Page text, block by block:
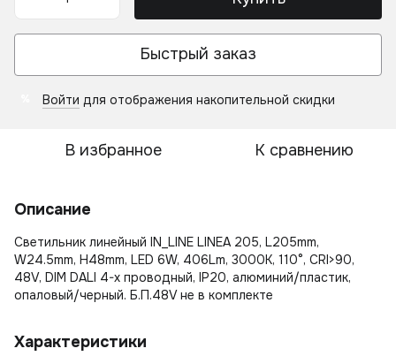
Быстрый заказ
Войти для отображения накопительной скидки
В избранное К сравнению
Описание
Светильник линейный IN_LINE LINEA 205, L205mm,
W24.5mm, H48mm, LED 6W, 406Lm, 3000К, 110°, CRI>90,
48V, DIM DALI 4-х проводный, IP20, алюминий/пластик,
опаловый/черный. Б.П.48V не в комплекте
Характеристики